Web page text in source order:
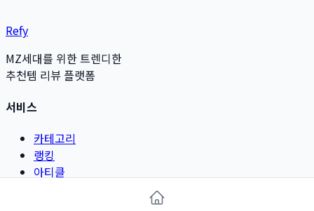
Refy
MZ세대를 위한 트렌디한
추천템 리뷰 플랫폼
서비스
카테고리
랭킹
아티클